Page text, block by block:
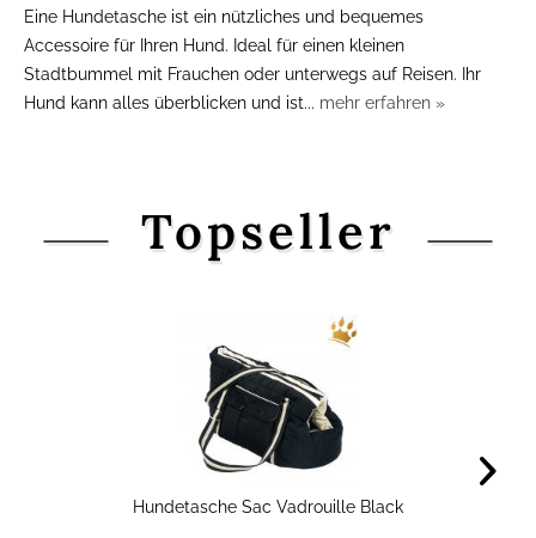
Eine Hundetasche ist ein nützliches und bequemes
Accessoire für Ihren Hund. Ideal für einen kleinen
Stadtbummel mit Frauchen oder unterwegs auf Reisen. Ihr
Hund kann alles überblicken und ist... mehr erfahren »
Topseller
Hundetasche Sac Vadrouille Black